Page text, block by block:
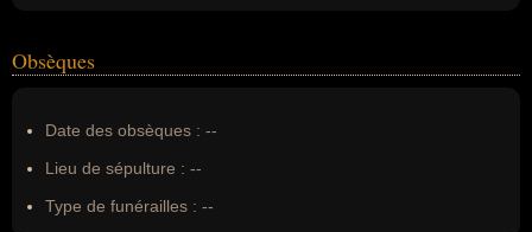
Obsèques
Date des obsèques : --
Lieu de sépulture : --
Type de funérailles : --